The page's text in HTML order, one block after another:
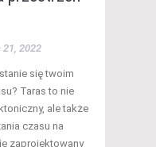
21, 2022
się twoim
Taras to nie
ale także
czasu na
zaprojektowany